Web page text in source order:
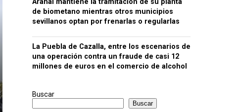
Arahal mantiene la tramitación de su planta
de biometano mientras otros municipios
sevillanos optan por frenarlas o regularlas
La Puebla de Cazalla, entre los escenarios de
una operación contra un fraude de casi 12
millones de euros en el comercio de alcohol
Buscar
Buscar